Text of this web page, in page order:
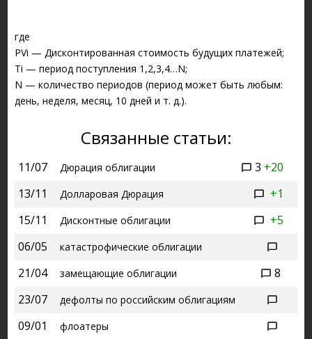
где
PVi — Дисконтированная стоимость будущих платежей;
Ti — период поступления 1,2,3,4…N;
N — количество периодов (период может быть любым:
день, неделя, месяц, 10 дней и т. д.).
Связанные статьи:
3 +20
11/07 Дюрация облигации
+1
13/11 Долларовая Дюрация
+5
15/11 Дисконтные облигации
06/05 катастрофические облигации
8
21/04 замещающие облигации
23/07 дефолты по российским облигациям
09/01 флоатеры